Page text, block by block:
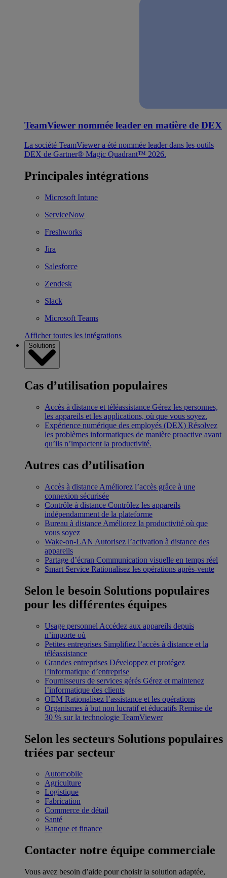
TeamViewer nommée leader en matière de DEX
La société TeamViewer a été nommée leader dans les outils
DEX de Gartner® Magic Quadrant™ 2026.
Principales intégrations
Microsoft Intune
ServiceNow
Freshworks
Jira
Salesforce
Zendesk
Slack
Microsoft Teams
Afficher toutes les intégrations
Solutions
Cas d’utilisation populaires
Accès à distance et téléassistance Gérez les personnes,
les appareils et les applications, où que vous soyez.
Expérience numérique des employés (DEX) Résolvez
les problèmes informatiques de manière proactive avant
qu’ils n’impactent la productivité.
Autres cas d’utilisation
Accès à distance Améliorez l’accès grâce à une
connexion sécurisée
Contrôle à distance Contrôlez les appareils
indépendamment de la plateforme
Bureau à distance Améliorez la productivité où que
vous soyez
Wake-on-LAN Autorisez l’activation à distance des
appareils
Partage d’écran Communication visuelle en temps réel
Smart Service Rationalisez les opérations après-vente
Selon le besoin Solutions populaires
pour les différentes équipes
Usage personnel Accédez aux appareils depuis
n’importe où
Petites entreprises Simplifiez l’accès à distance et la
téléassistance
Grandes entreprises Développez et protégez
l’informatique d’entreprise
Fournisseurs de services gérés Gérez et maintenez
l’informatique des clients
OEM Rationalisez l’assistance et les opérations
Organismes à but non lucratif et éducatifs Remise de
30 % sur la technologie TeamViewer
Selon les secteurs Solutions populaires
triées par secteur
Automobile
Agriculture
Logistique
Fabrication
Commerce de détail
Santé
Banque et finance
Contacter notre équipe commerciale
Vous avez besoin d’aide pour choisir la solution adaptée,